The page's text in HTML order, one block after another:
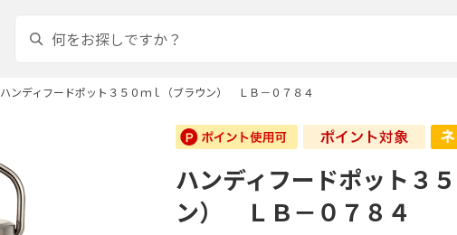
ハンディフードポット３５０ｍｌ（ブラウン） ＬＢ－０７８４
ハンディフードポット３
ン） ＬＢ－０７８４